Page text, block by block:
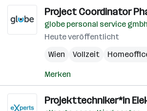
Project Coordinator
globe personal service gmbh
Heute veröffentlicht
Wien
Vollzeit
Merken
Projekttechniker*in